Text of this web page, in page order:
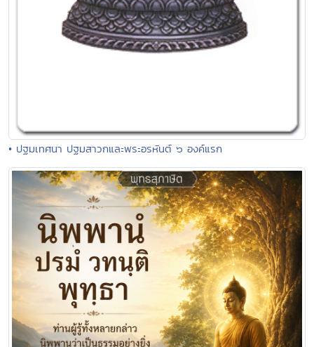
• ปฐมเทศนา ปฐมสาวกและพระอรหันต์ ๖ องค์แรก